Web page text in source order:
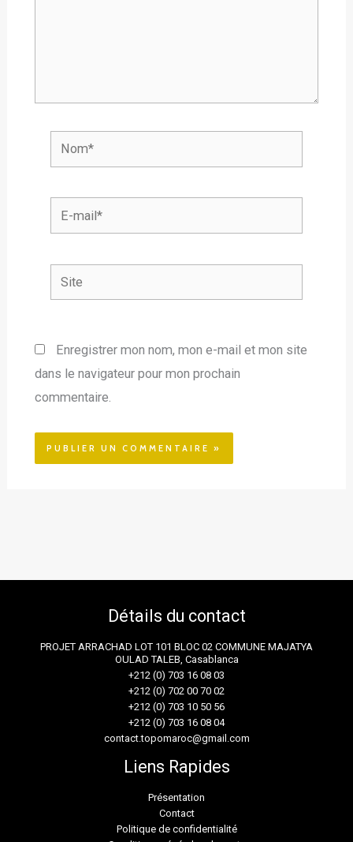
Nom*
E-
mail*
Site
Enregistrer mon nom, mon e-mail et mon site
dans le navigateur pour mon prochain
commentaire.
Détails du contact
PROJET ARRACHAD LOT 101 BLOC 02 COMMUNE MAJATYA
OULAD TALEB, Casablanca
+212 (0) 703 16 08 03
+212 (0) 702 00 70 02
+212 (0) 703 10 50 56
+212 (0) 703 16 08 04
contact.topomaroc@gmail.com
Liens Rapides
Présentation
Contact
Politique de confidentialité